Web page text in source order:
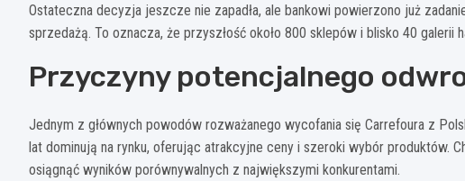
Ostateczna decyzja jeszcze nie zapadła, ale bankowi powierzono już
sprzedażą. To oznacza, że przyszłość około 800 sklepów i blisko 40 galerii
Przyczyny potencjalnego
Jednym z głównych powodów rozważanego wycofania się Carrefoura z
lat dominują na rynku, oferując atrakcyjne ceny i szeroki wybór produktów.
osiągnąć wyników porównywalnych z największymi konkurentami.